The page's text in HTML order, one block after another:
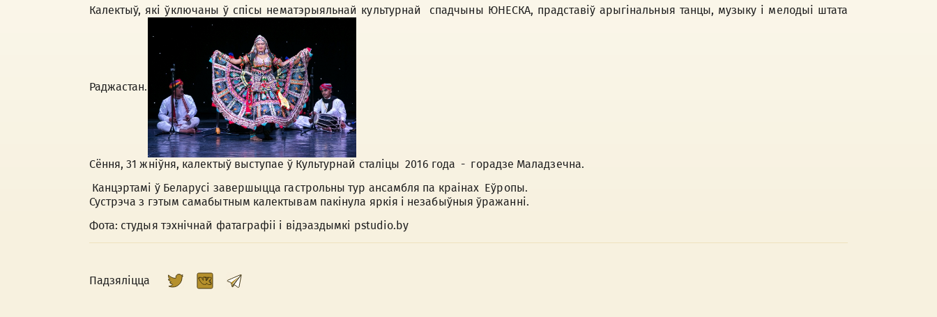
Калектыў, які ўключаны ў спісы нематэрыяльнай культурнай спадчыны ЮНЕСКА, прадставіў арыгінальныя танцы, музыку і мелодыі штата
Раджастан.
Сёння, 31 жніўня, калектыў выступае ў Культурнай сталіцы 2016 года - горадзе Маладзечна.
Канцэртамі ў Беларусі завершыцца гастрольны тур ансамбля па краінах Еўропы.
Сустрэча з гэтым самабытным калектывам пакінула яркія і незабыўныя ўражанні.
Фота: студыя тэхнічнай фатаграфіі і відэаздымкі pstudio.by
Падзяліцца